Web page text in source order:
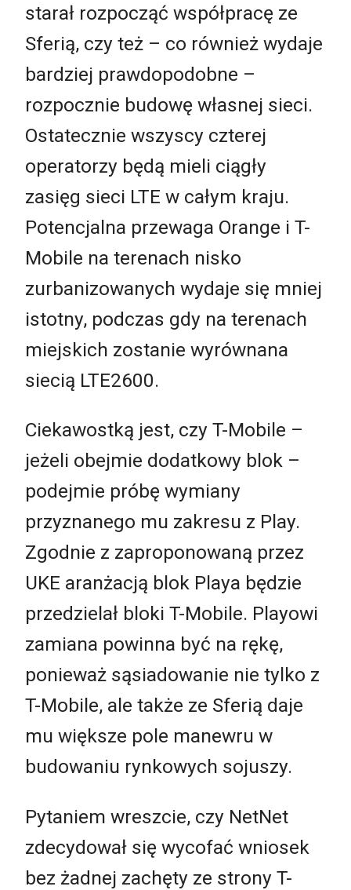
starał rozpocząć współpracę ze
Sferią, czy też – co również wydaje
bardziej prawdopodobne –
rozpocznie budowę własnej sieci.
Ostatecznie wszyscy czterej
operatorzy będą mieli ciągły
zasięg sieci LTE w całym kraju.
Potencjalna przewaga Orange i T-
Mobile na terenach nisko
zurbanizowanych wydaje się mniej
istotny, podczas gdy na terenach
miejskich zostanie wyrównana
siecią LTE2600.
Ciekawostką jest, czy T-Mobile –
jeżeli obejmie dodatkowy blok –
podejmie próbę wymiany
przyznanego mu zakresu z Play.
Zgodnie z zaproponowaną przez
UKE aranżacją blok Playa będzie
przedzielał bloki T-Mobile. Playowi
zamiana powinna być na rękę,
ponieważ sąsiadowanie nie tylko z
T-Mobile, ale także ze Sferią daje
mu większe pole manewru w
budowaniu rynkowych sojuszy.
Pytaniem wreszcie, czy NetNet
zdecydował się wycofać wniosek
bez żadnej zachęty ze strony T-